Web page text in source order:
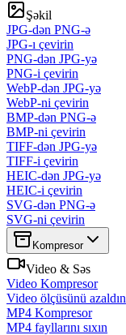
Şəkil
JPG-dən PNG-ə
JPG-ı çevirin
PNG-dən JPG-yə
PNG-i çevirin
WebP-dən JPG-yə
WebP-ni çevirin
BMP-dən PNG-ə
BMP-ni çevirin
TIFF-dən JPG-yə
TIFF-i çevirin
HEIC-dən JPG-yə
HEIC-i çevirin
SVG-dən PNG-ə
SVG-ni çevirin
Kompresor
Video & Səs
Video Kompresor
Video ölçüsünü azaldın
MP4 Kompresor
MP4 fayllarını sıxın